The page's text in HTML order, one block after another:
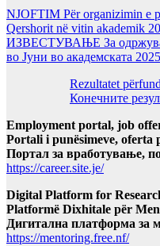
NJOFTIM Për organizimin e
Qershorit në vitin akademik
ИЗВЕСТУВАЊЕ За
во Јуни во академската
Rezultatet
Конечните
Employment portal, job
Portali i punësimeve, oferta
Портал за вработување,
https://career.site.je/
Digital Platform for
Platformë Dixhitale për
Дигитална платформа за
https://mentoring.free.nf/